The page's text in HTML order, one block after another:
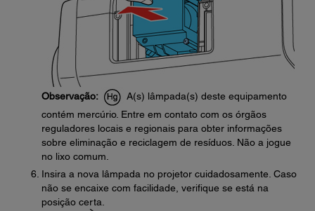
Observação:
A(s) lâmpada(s) deste equipamento
contém mercúrio. Entre em contato com os órgãos
reguladores locais e regionais para obter informações
sobre eliminação e reciclagem de resíduos. Não a jogue
no lixo comum.
Insira a nova lâmpada no projetor cuidadosamente. Caso
não se encaixe com facilidade, verifique se está na
posição certa.